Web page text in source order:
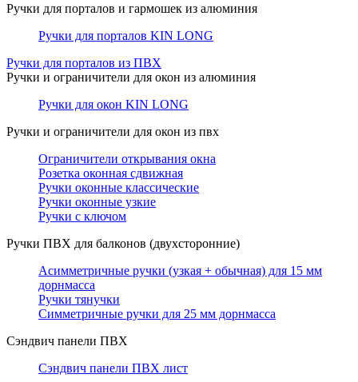
Ручки для порталов и гармошек из алюминия
Ручки для порталов KIN LONG
Ручки для порталов из ПВХ
Ручки и ограничители для окон из алюминия
Ручки для окон KIN LONG
Ручки и ограничители для окон из пвх
Ограничители открывания окна
Розетка оконная сдвижная
Ручки оконные классические
Ручки оконные узкие
Ручки с ключом
Ручки ПВХ для балконов (двухсторонние)
Асимметричные ручки (узкая + обычная) для 15 мм
дорнмасса
Ручки тянучки
Симметричные ручки для 25 мм дорнмасса
Сэндвич панели ПВХ
Сэндвич панели ПВХ лист